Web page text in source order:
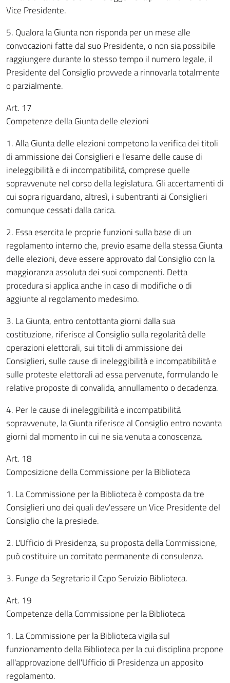
Vice Presidente.
5. Qualora la Giunta non risponda per un mese alle
convocazioni fatte dal suo Presidente, o non sia possibile
raggiungere durante lo stesso tempo il numero legale, il
Presidente del Consiglio provvede a rinnovarla totalmente
o parzialmente.
Art. 17
Competenze della Giunta delle elezioni
1. Alla Giunta delle elezioni competono la verifica dei titoli
di ammissione dei Consiglieri e l'esame delle cause di
ineleggibilità e di incompatibilità, comprese quelle
sopravvenute nel corso della legislatura. Gli accertamenti di
cui sopra riguardano, altresì, i subentranti ai Consiglieri
comunque cessati dalla carica.
2. Essa esercita le proprie funzioni sulla base di un
regolamento interno che, previo esame della stessa Giunta
delle elezioni, deve essere approvato dal Consiglio con la
maggioranza assoluta dei suoi componenti. Detta
procedura si applica anche in caso di modifiche o di
aggiunte al regolamento medesimo.
3. La Giunta, entro centottanta giorni dalla sua
costituzione, riferisce al Consiglio sulla regolarità delle
operazioni elettorali, sui titoli di ammissione dei
Consiglieri, sulle cause di ineleggibilità e incompatibilità e
sulle proteste elettorali ad essa pervenute, formulando le
relative proposte di convalida, annullamento o decadenza.
4. Per le cause di ineleggibilità e incompatibilità
sopravvenute, la Giunta riferisce al Consiglio entro novanta
giorni dal momento in cui ne sia venuta a conoscenza.
Art. 18
Composizione della Commissione per la Biblioteca
1. La Commissione per la Biblioteca è composta da tre
Consiglieri uno dei quali dev'essere un Vice Presidente del
Consiglio che la presiede.
2. L'Ufficio di Presidenza, su proposta della Commissione,
può costituire un comitato permanente di consulenza.
3. Funge da Segretario il Capo Servizio Biblioteca.
Art. 19
Competenze della Commissione per la Biblioteca
1. La Commissione per la Biblioteca vigila sul
funzionamento della Biblioteca per la cui disciplina propone
all'approvazione dell'Ufficio di Presidenza un apposito
regolamento.